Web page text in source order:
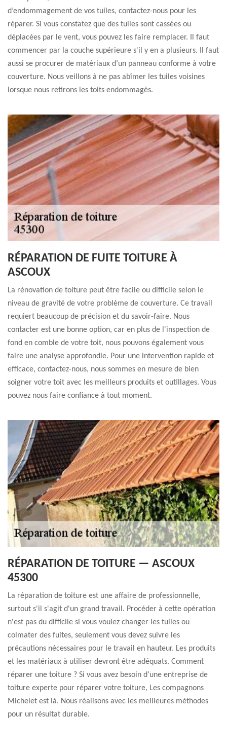
d’endommagement de vos tuiles, contactez-nous pour les
réparer. Si vous constatez que des tuiles sont cassées ou
déplacées par le vent, vous pouvez les faire remplacer. Il faut
commencer par la couche supérieure s'il y en a plusieurs. Il faut
aussi se procurer de matériaux d’un panneau conforme à votre
couverture. Nous veillons à ne pas abîmer les tuiles voisines
lorsque nous retirons les toits endommagés.
RÉPARATION DE FUITE TOITURE À
ASCOUX
La rénovation de toiture peut être facile ou difficile selon le
niveau de gravité de votre problème de couverture. Ce travail
requiert beaucoup de précision et du savoir-faire. Nous
contacter est une bonne option, car en plus de l'inspection de
fond en comble de votre toit, nous pouvons également vous
faire une analyse approfondie. Pour une intervention rapide et
efficace, contactez-nous, nous sommes en mesure de bien
soigner votre toit avec les meilleurs produits et outillages. Vous
pouvez nous faire confiance à tout moment.
RÉPARATION DE TOITURE — ASCOUX
45300
La réparation de toiture est une affaire de professionnelle,
surtout s'il s'agit d'un grand travail. Procéder à cette opération
n'est pas du difficile si vous voulez changer les tuiles ou
colmater des fuites, seulement vous devez suivre les
précautions nécessaires pour le travail en hauteur. Les produits
et les matériaux à utiliser devront être adéquats. Comment
réparer une toiture ? Si vous avez besoin d’une entreprise de
toiture experte pour réparer votre toiture, Les compagnons
Michelet est là. Nous réalisons avec les meilleures méthodes
pour un résultat durable.